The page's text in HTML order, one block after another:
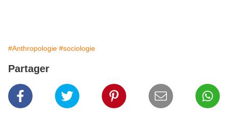
#Anthropologie #sociologie
Partager